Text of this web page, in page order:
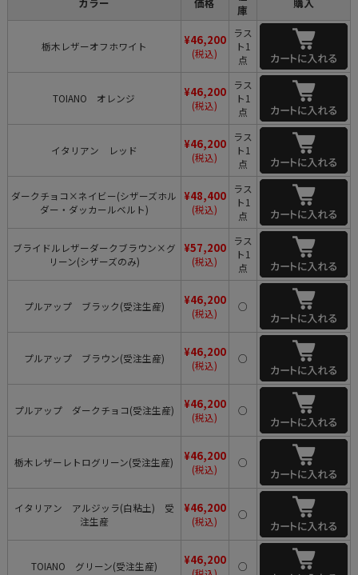
庫
栃木レザーオフホワイト ¥46,200
(税込)
ラス
ト1
点
TOIANO オレンジ ¥46,200
(税込)
ラス
ト1
点
イタリアン レッド ¥46,200
(税込)
ラス
ト1
点
ダークチョコ×ネイビー(シザーズホル
ダー・ダッカールベルト)
¥48,400
(税込)
ラス
ト1
点
ブライドルレザーダークブラウン×グ
リーン(シザーズのみ)
¥57,200
(税込)
ラス
ト1
点
プルアップ ブラック(受注生産) ¥46,200
(税込)
○
プルアップ ブラウン(受注生産) ¥46,200
(税込)
○
プルアップ ダークチョコ(受注生産) ¥46,200
(税込)
○
栃木レザーレトログリーン(受注生産) ¥46,200
(税込)
○
イタリアン アルジッラ(白粘土) 受
注生産
¥46,200
(税込)
○
TOIANO グリーン(受注生産) ¥46,200 ○